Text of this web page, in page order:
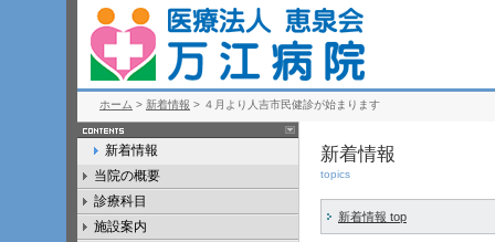
ホーム > 新着情報 > ４月より人吉市民健診が始まります
新着情報
topics
新着情報 top
新着情報
当院の概要
診療科目
施設案内